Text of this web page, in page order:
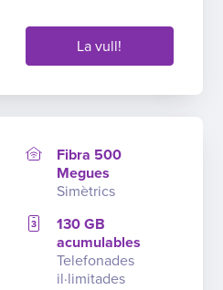
La vull!
Fibra 500
Megues
Simètrics
130 GB
acumulables
Telefonades
il·limitades